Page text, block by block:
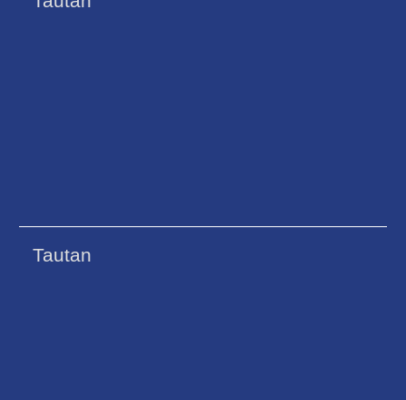
Tautan